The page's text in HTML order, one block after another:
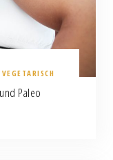
VEGETARISCH
Paleo